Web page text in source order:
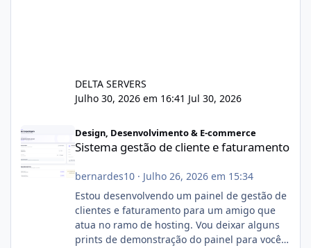
DELTA SERVERS
Julho 30, 2026 em 16:41 Jul 30, 2026
Design, Desenvolvimento & E-commerce
Sistema gestão de cliente e faturamento
bernardes10· Julho 26, 2026 em 15:34
Estou desenvolvendo um painel de gestão de
clientes e faturamento para um amigo que
atua no ramo de hosting. Vou deixar alguns
prints de demonstração do painel para vocês